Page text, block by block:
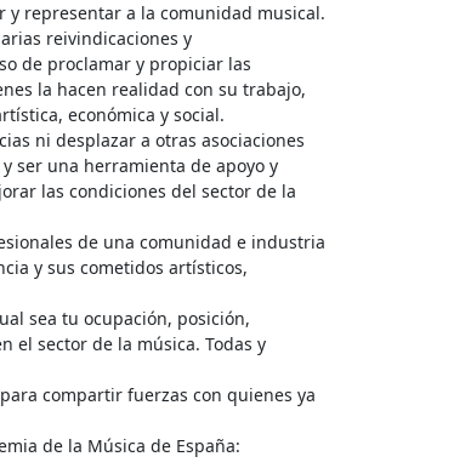
y representar a la comunidad musical.
reivindicaciones y
de proclamar y propiciar las
la hacen realidad con su trabajo,
económica y social.
ni desplazar a otras asociaciones
ser una herramienta de apoyo y
las condiciones del sector de la
de una comunidad e industria
y sus cometidos artísticos,
sea tu ocupación, posición,
el sector de la música. Todas y
para compartir fuerzas con quienes ya
de la Música de España: